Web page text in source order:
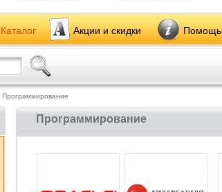
Каталог Акции и скидки Помощь
Программирование
Программирование